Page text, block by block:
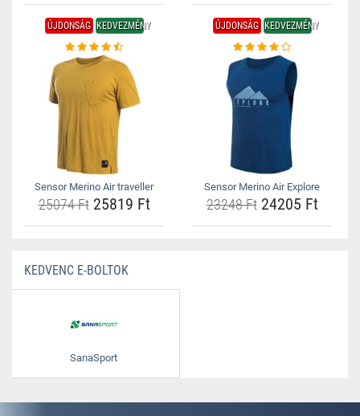
ÚJDONSÁG KEDVEZMÉNY
Sensor Merino Air traveller
25074 Ft25819 Ft
ÚJDONSÁG KEDVEZMÉNY
Sensor Merino Air Explore
23248 Ft24205 Ft
KEDVENC E-BOLTOK
SanaSport